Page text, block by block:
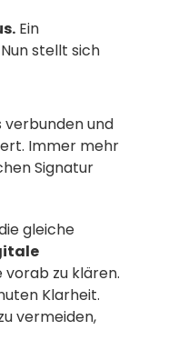
Ein
stellt sich
verbunden und
Immer mehr
Signatur
gleiche
zu klären.
Klarheit.
vermeiden,